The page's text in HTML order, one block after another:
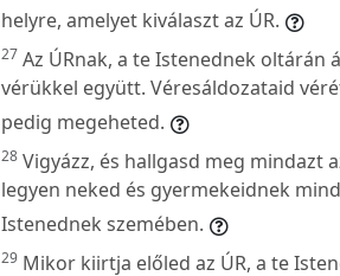
helyre, amelyet kiválaszt az ÚR.
27 Az ÚRnak, a te Istenednek oltárán
vérükkel együtt. Véresáldozataid
pedig megeheted.
28 Vigyázz, és hallgasd meg mindazt
legyen neked és gyermekeidnek
Istenednek szemében.
29 Mikor kiirtja előled az ÚR, a te